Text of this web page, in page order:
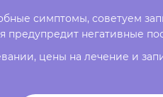
симптомы, советуем
предупредит негативные
цены на лечение и